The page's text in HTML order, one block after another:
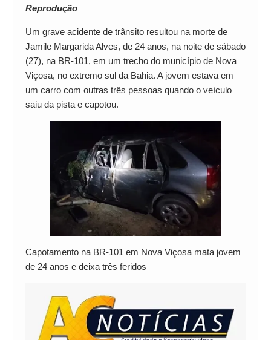
Reprodução
Um grave acidente de trânsito resultou na morte de
Jamile Margarida Alves, de 24 anos, na noite de sábado
(27), na BR-101, em um trecho do município de Nova
Viçosa, no extremo sul da Bahia. A jovem estava em
um carro com outras três pessoas quando o veículo
saiu da pista e capotou.
Capotamento na BR-101 em Nova Viçosa mata jovem
de 24 anos e deixa três feridos